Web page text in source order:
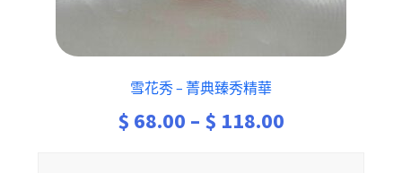
雪花秀 – 菁典臻秀精華
$ 68.00 – $ 118.00